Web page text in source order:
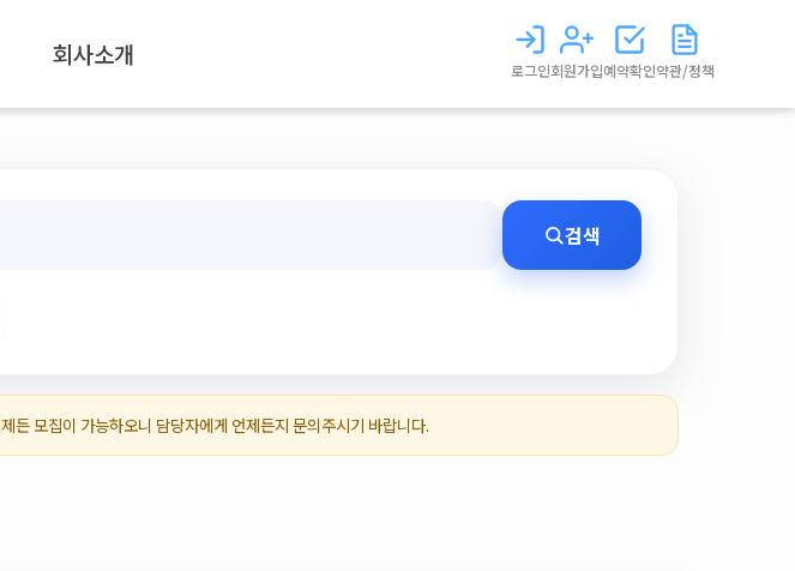
회사소개
로그인회원가입예약확인약관/정책
검색
든 모집이 가능하오니 담당자에게 언제든지 문의주시기 바랍니다.